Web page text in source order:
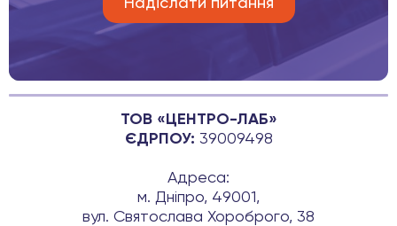
ТОВ «ЦЕНТРО-ЛАБ»
ЄДРПОУ: 39009498
Адреса:
м. Дніпро, 49001,
вул. Святослава Хороброго, 38